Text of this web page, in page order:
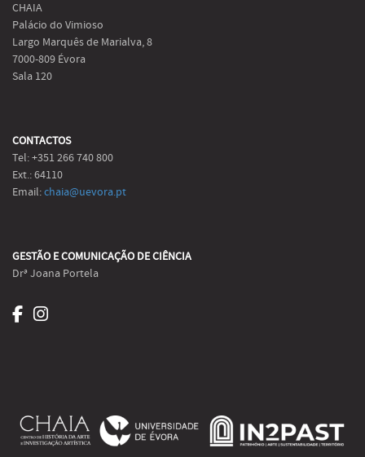
CHAIA
Palácio do Vimioso
Largo Marquês de Marialva, 8
7000-809 Évora
Sala 120
CONTACTOS
Tel: +351 266 740 800
Ext.: 64110
Email:chaia@uevora.pt
GESTÃO E COMUNICAÇÃO DE CIÊNCIA
Drª Joana Portela